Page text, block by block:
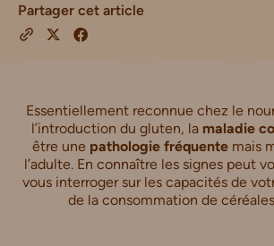
Partager cet article
Essentiellement reconnue chez le
l’introduction du gluten, la maladie
être une pathologie fréquente mais
l’adulte. En connaître les signes peut
vous interroger sur les capacités de
de la consommation de